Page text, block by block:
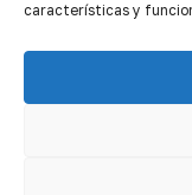
características y
© 2026 Quality